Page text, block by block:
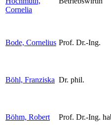
Cornelia
Bode, Cornelius Prof. Dr.-Ing.
Böhl, Franziska Dr. phil.
Böhm, Robert Prof. Dr.-Ing.